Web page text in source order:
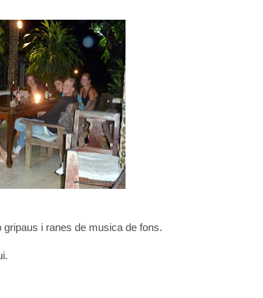
i ranes de musica de fons.